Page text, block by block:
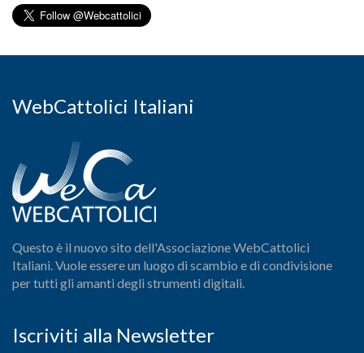
WebCattolici Italiani
Questo è il nuovo sito dell'Associazione WebCattolici
Italiani. Vuole essere un luogo di scambio e di condivisione
per tutti gli amanti degli strumenti digitali.
Iscriviti alla Newsletter